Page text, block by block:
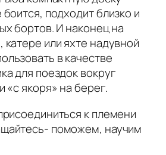
боится, подходит близко и
бортов. И наконец на
или яхте надувной
в качестве
для поездок вокруг
«с якоря» на берег.
к племени
поможем, научим